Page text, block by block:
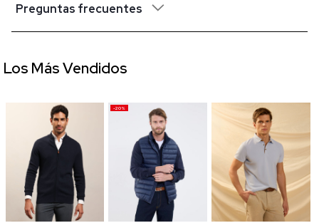
Preguntas frecuentes
-20%
Los Más Vendidos